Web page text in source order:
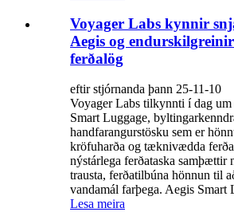
Voyager Labs kynnir
Aegis og
ferðalög
eftir stjórnanda þann 25-11-10
Voyager Labs tilkynnti í dag
Smart Luggage,
handfarangurstösku sem er
kröfuharða og tæknivædda
nýstárlega ferðataska
trausta, ferðatilbúna hönnun til
vandamál farþega. Aegis Smart
Lesa meira